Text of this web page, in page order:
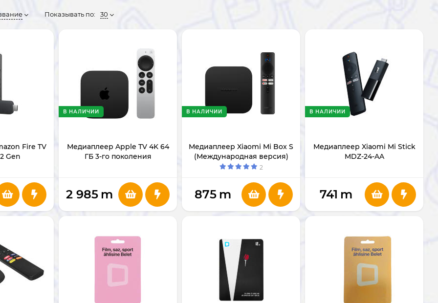
Показывать по: 30
Fire TV
Gen
Медиаплеер Apple TV 4K 64
ГБ 3-го поколения
В НАЛИЧИИ
2 985 m
Медиаплеер Xiaomi Mi Box S
(Международная версия)
MDZ-28-Aa Gen 2
В НАЛИЧИИ
2
875 m
Медиаплеер Xiaomi Mi Stick
MDZ-24-AA
В НАЛИЧИИ
741 m